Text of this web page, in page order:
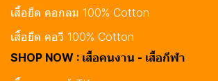
เสื้อยืด คอกลม 100% Cotton
เสื้อยืด คอวี 100% Cotton
SHOP NOW : เสื้อคนงาน - เสื้อกีฬา